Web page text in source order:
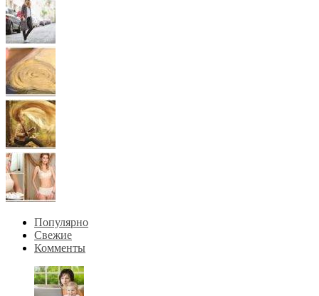
Популярно
Свежие
Комменты